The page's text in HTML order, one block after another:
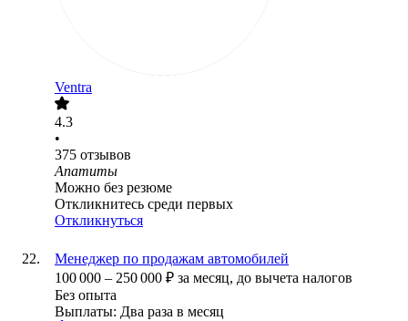
Ventra
4.3
•
375 отзывов
Апатиты
Можно без резюме
Откликнитесь среди первых
Откликнуться
Менеджер по продажам автомобилей
100 000 – 250 000 ₽ за месяц, до вычета налогов
Без опыта
Выплаты: Два раза в месяц